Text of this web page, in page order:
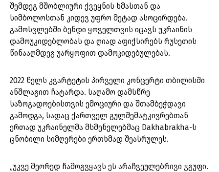
შემდეგ მშობლიური ქვეყნის ხმასთან და
სიმბოლოსთან კიდევ უფრო მეტად ასოცირდება.
გამოსვლებში ბენდი ყოველთვის იცავს უკრაინის
დამოუკიდებლობას და ღიად აფიქსირებს რუსეთის
წინააღმდეგ უარყოფით დამოკიდებულებას.
2022 წელს კვარტეტის პირველი კონცერტი თბილისში
ანშლაგით ჩატარდა. საღამო დამსწრე
საზოგადოებისთვის ემოციური და შთამბეჭდავი
გამოდგა, სადაც ქართველ გულშემატკივრებთან
ერთად უკრაინელმა მსმენელებმაც Dakhabrakha-ს
ცნობილი სიმღერები ერთხმად შეასრულეს.
„უკვე მეორედ ჩამოგვყავს ეს არაჩვეულებრივი ჯგუფი.